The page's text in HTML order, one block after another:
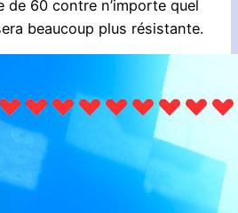
de 60 contre n’importe quel
beaucoup plus résistante.